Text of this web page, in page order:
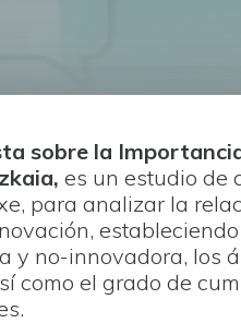
sobre la
es un estudio de
para analizar la
y no-innovadora, los
como el grado de